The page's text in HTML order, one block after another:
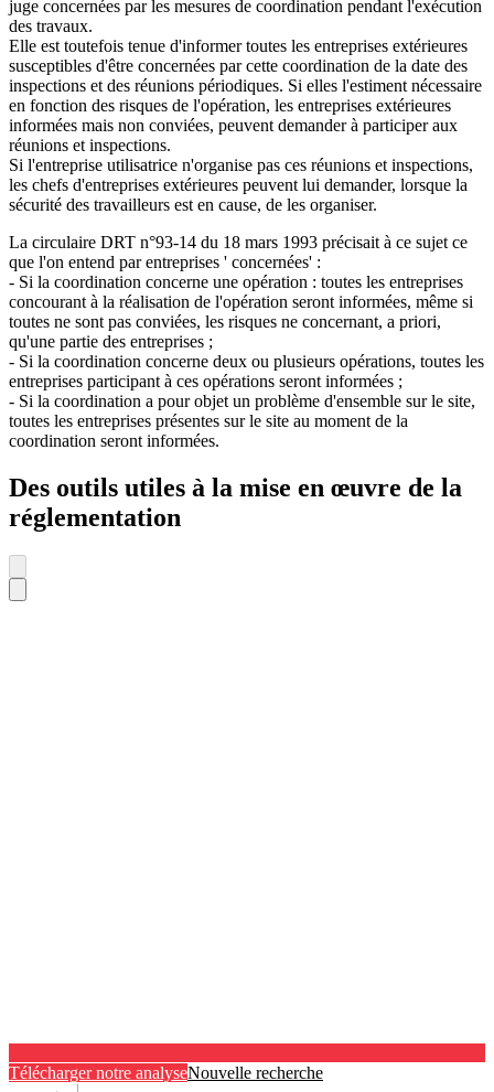
juge concernées par les mesures de coordination pendant l'exécution
des travaux.
Elle est toutefois tenue d'informer toutes les entreprises extérieures
susceptibles d'être concernées par cette coordination de la date des
inspections et des réunions périodiques. Si elles l'estiment nécessaire
en fonction des risques de l'opération, les entreprises extérieures
informées mais non conviées, peuvent demander à participer aux
réunions et inspections.
Si l'entreprise utilisatrice n'organise pas ces réunions et inspections,
les chefs d'entreprises extérieures peuvent lui demander, lorsque la
sécurité des travailleurs est en cause, de les organiser.
La circulaire DRT n°93-14 du 18 mars 1993 précisait à ce sujet ce
que l'on entend par entreprises ' concernées' :
- Si la coordination concerne une opération : toutes les entreprises
concourant à la réalisation de l'opération seront informées, même si
toutes ne sont pas conviées, les risques ne concernant, a priori,
qu'une partie des entreprises ;
- Si la coordination concerne deux ou plusieurs opérations, toutes les
entreprises participant à ces opérations seront informées ;
- Si la coordination a pour objet un problème d'ensemble sur le site,
toutes les entreprises présentes sur le site au moment de la
coordination seront informées.
Des outils utiles à la mise en œuvre de la
réglementation
Télécharger notre analyseNouvelle recherche